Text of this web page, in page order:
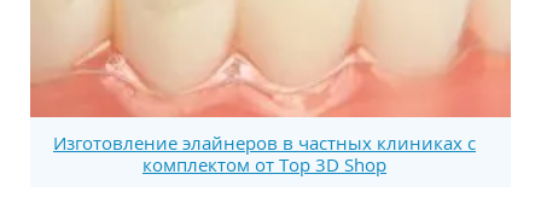
Изготовление элайнеров в частных клиниках с
комплектом от Top 3D Shop